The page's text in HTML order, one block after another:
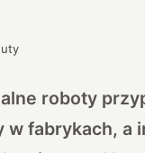
roboty
fabrykach, a